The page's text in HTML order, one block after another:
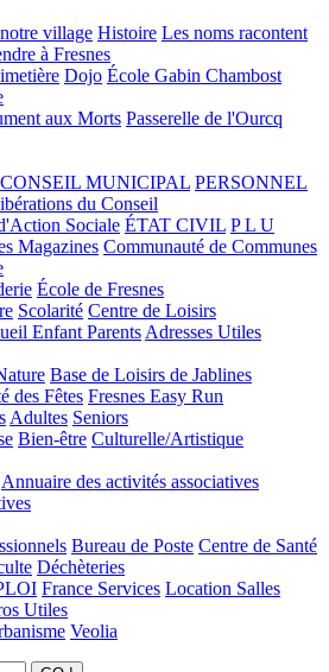
village Histoire Les noms racontent
à Fresnes
Dojo École Gabin Chambost
aux Morts Passerelle de l'Ourcq
CONSEIL MUNICIPAL PERSONNEL
du Conseil
Sociale ÉTAT CIVIL P L U
Magazines Communauté de Communes
École de Fresnes
Scolarité Centre de Loisirs
Enfant ParentsAdresses Utiles
Base de Loisirs de Jablines
des Fêtes Fresnes Easy Run
Adultes Seniors
Bien-être Culturelle/Artistique
Annuaire des activités associatives
Bureau de Poste Centre de Santé
Déchèteries
France Services Location Salles
Utiles
Veolia